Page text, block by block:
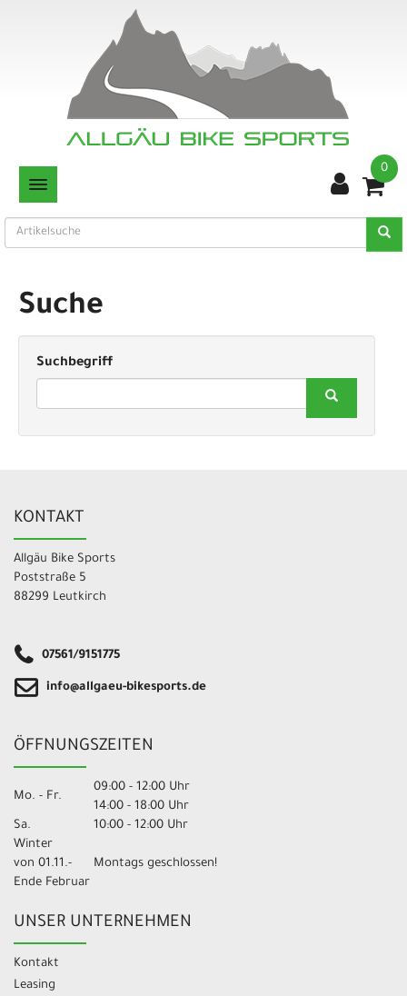
TOGGLE NAVIGATION
0
Suche
Suchbegriff
KONTAKT
Allgäu Bike Sports
Poststraße 5
88299 Leutkirch
07561/9151775
info@allgaeu-bikesports.de
ÖFFNUNGSZEITEN
Mo. - Fr.
09:00 - 12:00 Uhr
14:00 - 18:00 Uhr
Sa.
10:00 - 12:00 Uhr
Winter
von 01.11.-
Ende Februar
Montags geschlossen!
UNSER UNTERNEHMEN
Kontakt
Leasing